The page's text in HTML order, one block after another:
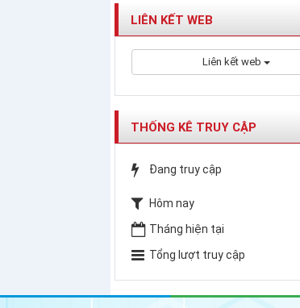
LIÊN KẾT WEB
Liên kết web
THỐNG KÊ TRUY CẬP
Đang truy cập
Hôm nay
Tháng hiện tại
Tổng lượt truy cập